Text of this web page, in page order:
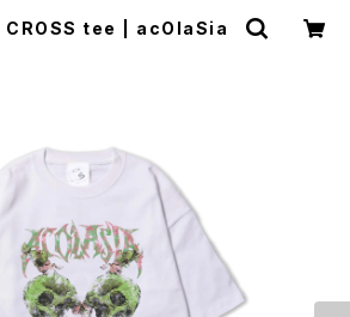
CROSS tee | acOlaSia